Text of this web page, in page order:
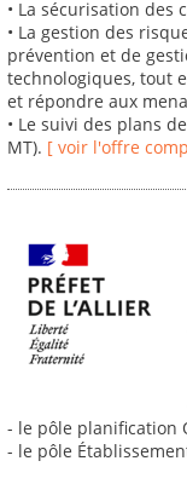
• La sécurisation des
• La gestion des
prévention et de
technologiques, tout
et répondre aux
• Le suivi des plans
MT). [ voir l'offre
- le pôle planification
- le pôle